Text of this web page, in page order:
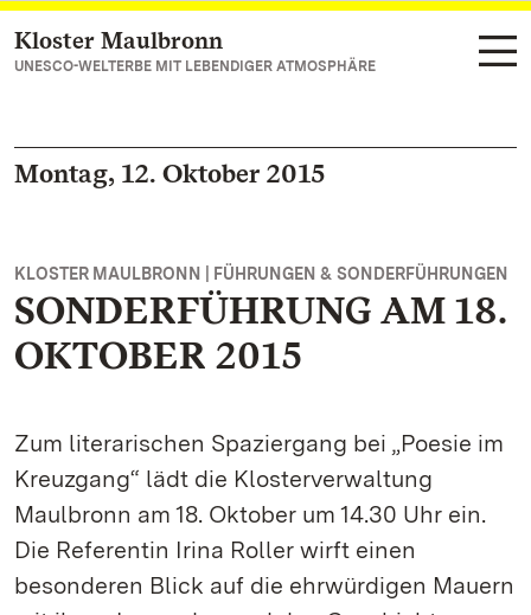
Zum Hauptinhalt springen
Kloster Maulbronn
UNESCO-WELTERBE MIT LEBENDIGER ATMOSPHÄRE
Montag, 12. Oktober 2015
KLOSTER MAULBRONN | FÜHRUNGEN & SONDERFÜHRUNGEN
SONDERFÜHRUNG AM 18.
OKTOBER 2015
Zum literarischen Spaziergang bei „Poesie im
Kreuzgang“ lädt die Klosterverwaltung
Maulbronn am 18. Oktober um 14.30 Uhr ein.
Die Referentin Irina Roller wirft einen
besonderen Blick auf die ehrwürdigen Mauern